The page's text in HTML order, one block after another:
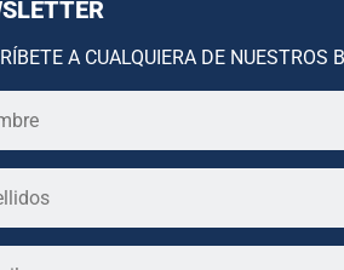
A CUALQUIERA DE NUESTROS